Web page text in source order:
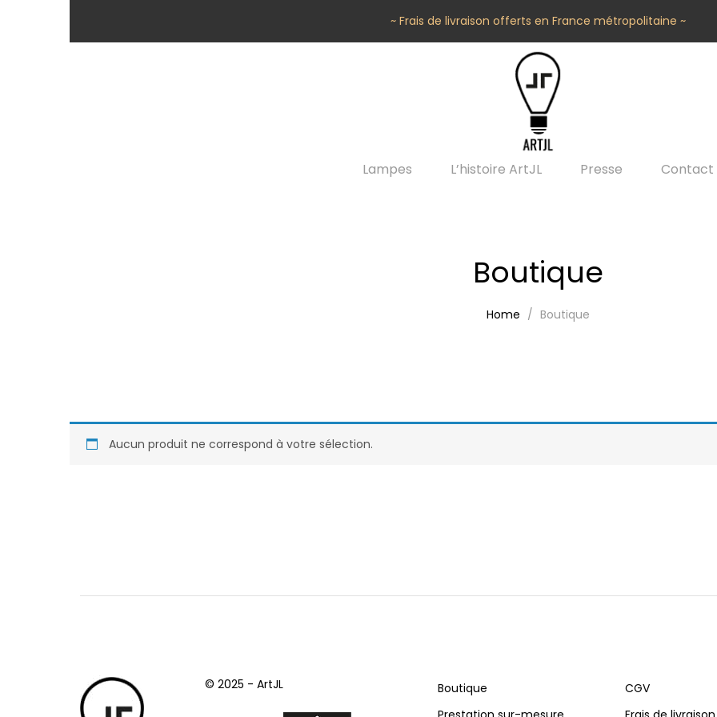
~ Frais de livraison offerts en France métropolitaine ~
Lampes L’histoire ArtJL Presse Contact
Boutique
Home Boutique
Aucun produit ne correspond à votre sélection.
© 2025 - ArtJL
Boutique
CGV